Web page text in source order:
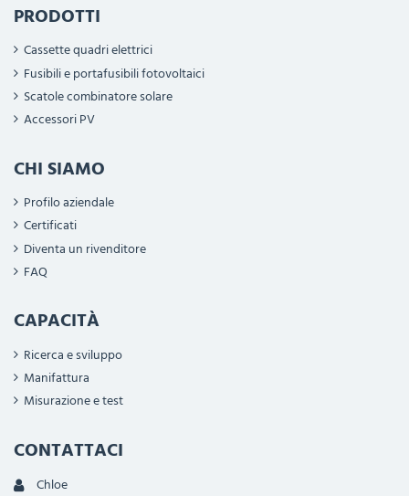
PRODOTTI
Cassette quadri elettrici
Fusibili e portafusibili fotovoltaici
Scatole combinatore solare
Accessori PV
CHI SIAMO
Profilo aziendale
Certificati
Diventa un rivenditore
FAQ
CAPACITÀ
Ricerca e sviluppo
Manifattura
Misurazione e test
CONTATTACI
Chloe